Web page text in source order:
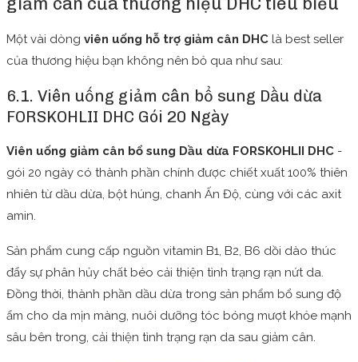
Một vài dòng viên uống hỗ trợ giảm cân DHC là best seller
của thương hiệu bạn không nên bỏ qua như sau:
6.1. Viên uống giảm cân bổ sung Dầu dừa
FORSKOHLII DHC Gói 20 Ngày
Viên uống giảm cân bổ sung Dầu dừa FORSKOHLII DHC -
gói 20 ngày có thành phần chính được chiết xuất 100% thiên
nhiên từ dầu dừa, bột húng, chanh Ấn Độ, cùng với các axit
amin.
Sản phẩm cung cấp nguồn vitamin B1, B2, B6 dồi dào thúc
đẩy sự phân hủy chất béo cải thiện tình trạng rạn nứt da.
Đồng thời, thành phần dầu dừa trong sản phẩm bổ sung độ
ẩm cho da mịn màng, nuôi dưỡng tóc bóng mượt khỏe mạnh
sâu bên trong, cải thiện tình trạng rạn da sau giảm cân.